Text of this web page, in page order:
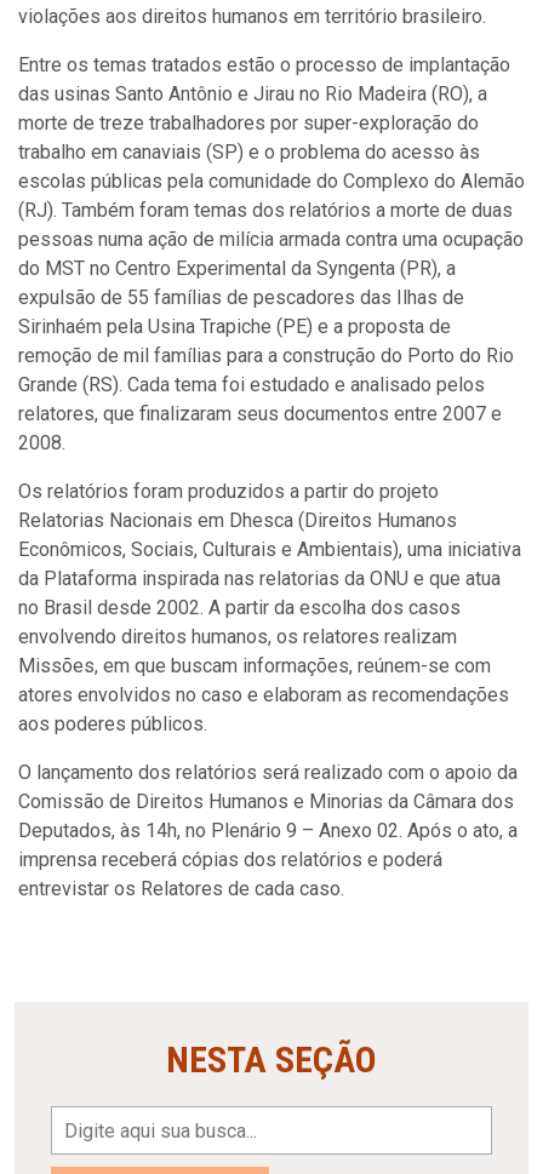
violações aos direitos humanos em território brasileiro.
Entre os temas tratados estão o processo de implantação
das usinas Santo Antônio e Jirau no Rio Madeira (RO), a
morte de treze trabalhadores por super-exploração do
trabalho em canaviais (SP) e o problema do acesso às
escolas públicas pela comunidade do Complexo do Alemão
(RJ). Também foram temas dos relatórios a morte de duas
pessoas numa ação de milícia armada contra uma ocupação
do MST no Centro Experimental da Syngenta (PR), a
expulsão de 55 famílias de pescadores das Ilhas de
Sirinhaém pela Usina Trapiche (PE) e a proposta de
remoção de mil famílias para a construção do Porto do Rio
Grande (RS). Cada tema foi estudado e analisado pelos
relatores, que finalizaram seus documentos entre 2007 e
2008.
Os relatórios foram produzidos a partir do projeto
Relatorias Nacionais em Dhesca (Direitos Humanos
Econômicos, Sociais, Culturais e Ambientais), uma iniciativa
da Plataforma inspirada nas relatorias da ONU e que atua
no Brasil desde 2002. A partir da escolha dos casos
envolvendo direitos humanos, os relatores realizam
Missões, em que buscam informações, reúnem-se com
atores envolvidos no caso e elaboram as recomendações
aos poderes públicos.
O lançamento dos relatórios será realizado com o apoio da
Comissão de Direitos Humanos e Minorias da Câmara dos
Deputados, às 14h, no Plenário 9 – Anexo 02. Após o ato, a
imprensa receberá cópias dos relatórios e poderá
entrevistar os Relatores de cada caso.
NESTA SEÇÃO